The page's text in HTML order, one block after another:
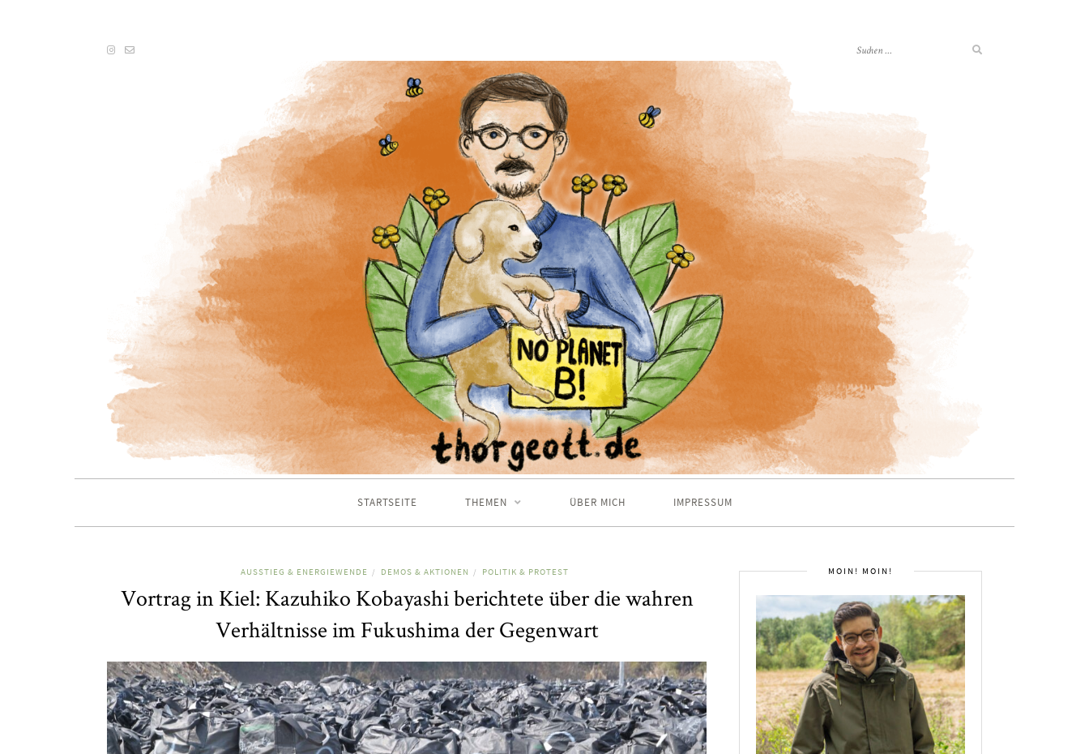
STARTSEITE THEMEN ÜBER MICH IMPRESSUM
AUSSTIEG & ENERGIEWENDE / DEMOS & AKTIONEN / POLITIK & PROTEST
Vortrag in Kiel: Kazuhiko Kobayashi berichtete über die wahren
Verhältnisse im Fukushima der Gegenwart
MOIN! MOIN!